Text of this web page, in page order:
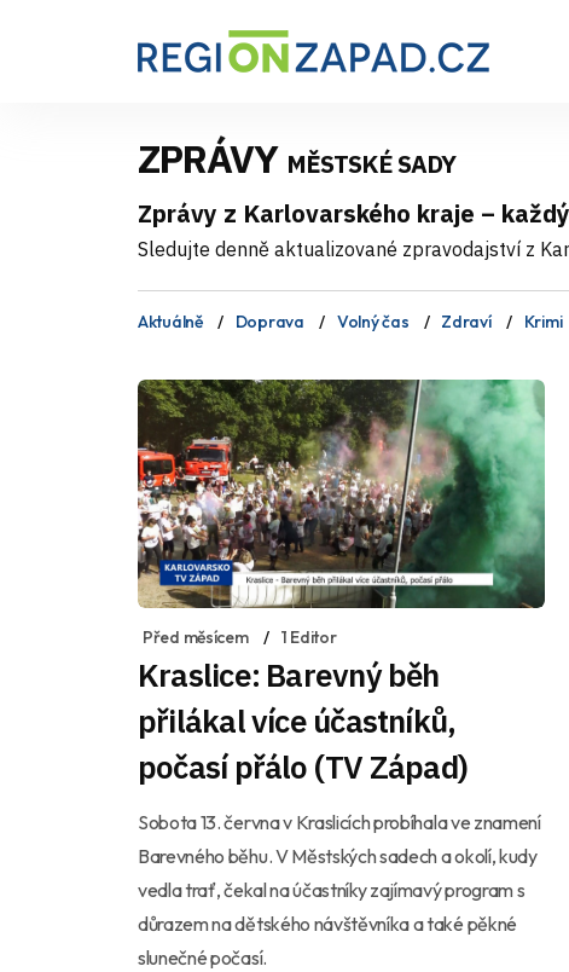
ZPRÁVY MĚSTSKÉ SADY
Zprávy z Karlovarského kraje –
Sledujte denně aktualizované zpravodajství z
Aktuálně Doprava Volný čas Zdraví Krimi
Před měsícem 1 Editor
Kraslice: Barevný běh
přilákal více účastníků,
počasí přálo (TV Západ)
Sobota 13. června v Kraslicích probíhala ve znamení
Barevného běhu. V Městských sadech a okolí, kudy
vedla trať, čekal na účastníky zajímavý program s
důrazem na dětského návštěvníka a také pěkné
slunečné počasí.